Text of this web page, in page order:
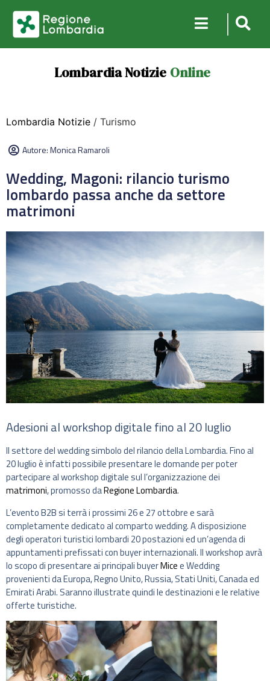
Lombardia Notizie Online
Lombardia Notizie / Turismo
Autore:Monica Ramaroli
Wedding, Magoni: rilancio turismo
lombardo passa anche da settore
matrimoni
Adesioni al workshop digitale fino al 20 luglio
Il settore del wedding simbolo del rilancio della Lombardia. Fino al
20 luglio è infatti possibile presentare le domande per poter
partecipare al workshop digitale sul l’organizzazione dei
matrimoni, promosso daRegione Lombardia.
L’evento B2B si terrà i prossimi 26 e 27 ottobre e sarà
completamente dedicato al comparto wedding. A disposizione
degli operatori turistici lombardi 20 postazioni ed un’agenda di
appuntamenti prefissati con buyer internazionali. Il workshop avrà
lo scopo di presentare ai principali buyerMicee Wedding
provenienti da Europa, Regno Unito, Russia, Stati Uniti, Canada ed
Emirati Arabi. Saranno illustrate quindi le destinazioni e le relative
offerte turistiche.